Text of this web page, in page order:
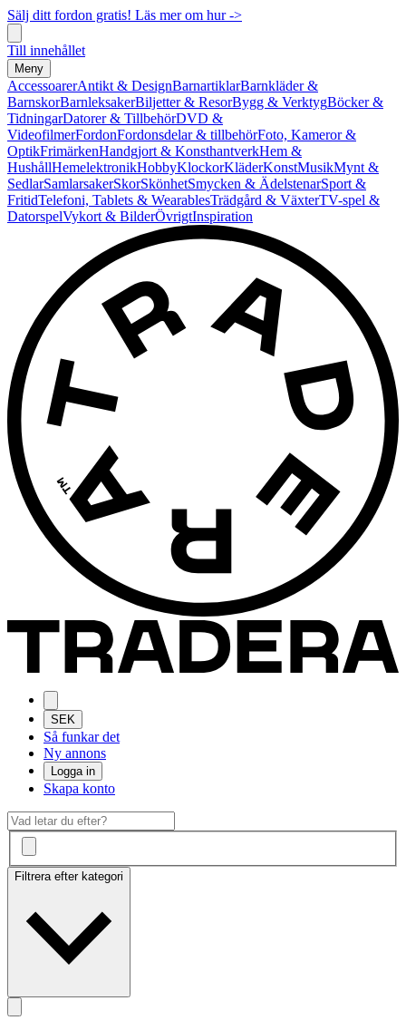
Sälj ditt fordon gratis! Läs mer om hur ->
Till innehållet
Meny
AccessoarerAntikt & DesignBarnartiklarBarnkläder &
BarnskorBarnleksakerBiljetter & ResorBygg & VerktygBöcker &
TidningarDatorer & TillbehörDVD &
VideofilmerFordonFordonsdelar & tillbehörFoto, Kameror &
OptikFrimärkenHandgjort & KonsthantverkHem &
HushållHemelektronikHobbyKlockorKläderKonstMusikMynt &
SedlarSamlarsakerSkorSkönhetSmycken & ÄdelstenarSport &
FritidTelefoni, Tablets & WearablesTrädgård & VäxterTV-spel &
DatorspelVykort & BilderÖvrigtInspiration
SEK
Så funkar det
Ny annons
Logga in
Skapa konto
Filtrera efter kategori